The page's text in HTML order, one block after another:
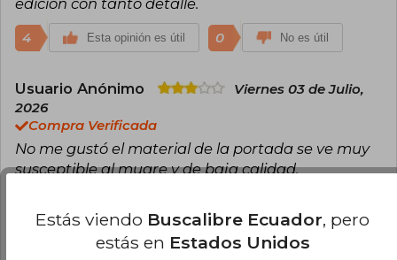
4 Esta opinión es útil 0 No es útil
Usuario Anónimo
Viernes 03 de Julio,
2026
Compra Verificada
No me gustó el material de la portada se ve muy
susceptible al mugre y de baja calidad,
contenido si está bastante bien.
Esta opinión es útil 0 No es útil
Estás viendo Buscalibre Ecuador, pero
estás en Estados Unidos